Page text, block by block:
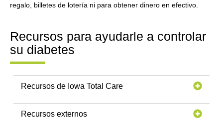
regalo, billetes de lotería ni para obtener dinero en efectivo.
Recursos para ayudarle a controlar
su diabetes
Recursos de Iowa Total Care
Recursos externos